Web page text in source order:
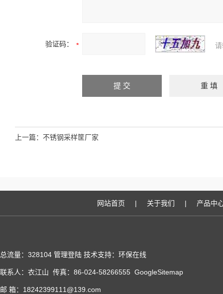
验证码：
上一篇： 不锈钢采样筐厂家
网站首页 | 关于我们 | 产品中
总流量：328104 管理登陆 技术支持： 环保在线
联系人：衣江山 传真：86-024-58266555 GoogleSitemap
邮 箱：18242399111@139.com